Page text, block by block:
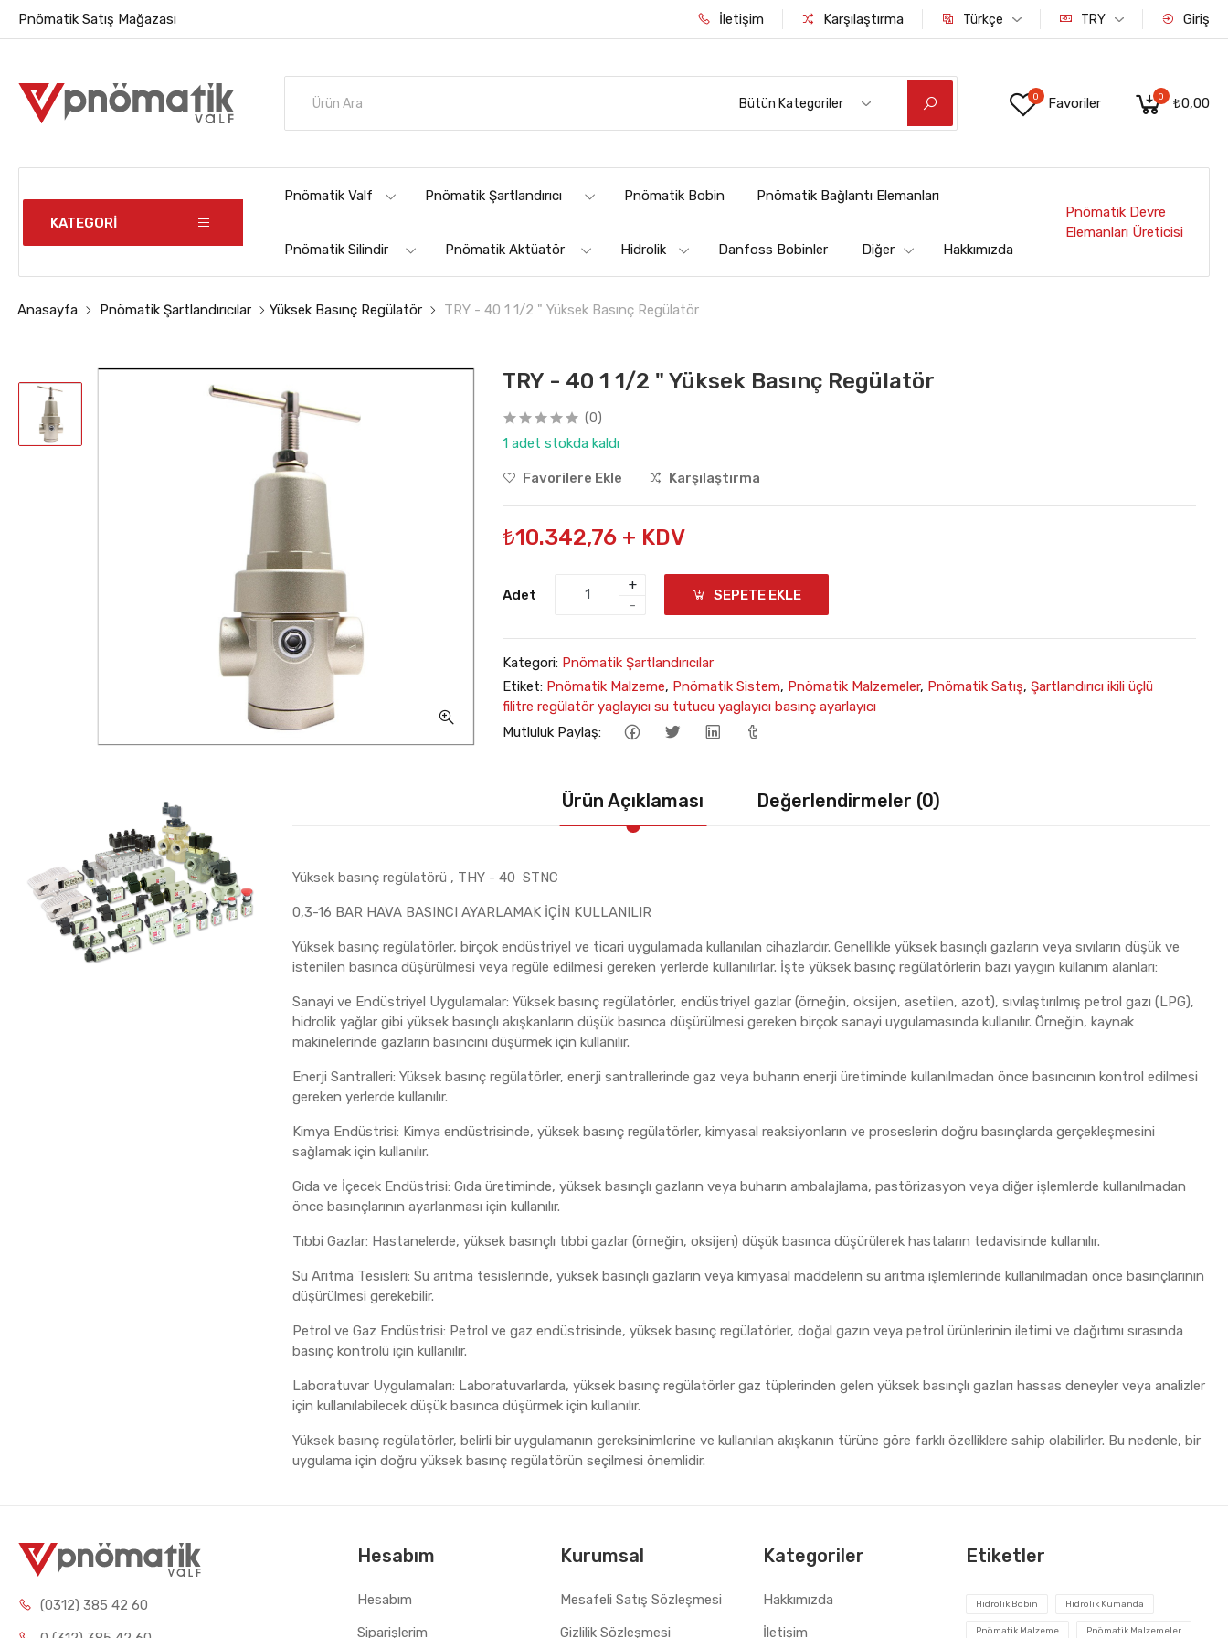
Pnömatik Satış Mağazası İletişim Karşılaştırma Türkçe TRY Giriş
Bütün Kategoriler 0 Favoriler 0 ₺0,00
KATEGORİ
Pnömatik Valf Pnömatik Şartlandırıcı Pnömatik Bobin Pnömatik Bağlantı Elemanları
Pnömatik Silindir Pnömatik Aktüatör Hidrolik Danfoss Bobinler Diğer Hakkımızda
Pnömatik Devre
Elemanları Üreticisi
Anasayfa Pnömatik Şartlandırıcılar Yüksek Basınç Regülatör TRY - 40 1 1/2 " Yüksek Basınç Regülatör
TRY - 40 1 1/2 " Yüksek Basınç Regülatör
(0)
1 adet stokda kaldı
Favorilere Ekle Karşılaştırma
₺10.342,76 + KDV
Adet
+
-
SEPETE EKLE
Kategori: Pnömatik Şartlandırıcılar
Etiket: Pnömatik Malzeme, Pnömatik Sistem, Pnömatik Malzemeler, Pnömatik Satış,Şartlandırıcı ikili üçlü
filitre regülatör yaglayıcı su tutucu yaglayıcı basınç ayarlayıcı
Mutluluk Paylaş:
Ürün Açıklaması Değerlendirmeler (0)
Yüksek basınç regülatörü , THY - 40 STNC
0,3-16 BAR HAVA BASINCI AYARLAMAK İÇİN KULLANILIR
Yüksek basınç regülatörler, birçok endüstriyel ve ticari uygulamada kullanılan cihazlardır. Genellikle yüksek basınçlı gazların veya sıvıların düşük ve
istenilen basınca düşürülmesi veya regüle edilmesi gereken yerlerde kullanılırlar. İşte yüksek basınç regülatörlerin bazı yaygın kullanım alanları:
Sanayi ve Endüstriyel Uygulamalar: Yüksek basınç regülatörler, endüstriyel gazlar (örneğin, oksijen, asetilen, azot), sıvılaştırılmış petrol gazı (LPG),
hidrolik yağlar gibi yüksek basınçlı akışkanların düşük basınca düşürülmesi gereken birçok sanayi uygulamasında kullanılır. Örneğin, kaynak
makinelerinde gazların basıncını düşürmek için kullanılır.
Enerji Santralleri: Yüksek basınç regülatörler, enerji santrallerinde gaz veya buharın enerji üretiminde kullanılmadan önce basıncının kontrol edilmesi
gereken yerlerde kullanılır.
Kimya Endüstrisi: Kimya endüstrisinde, yüksek basınç regülatörler, kimyasal reaksiyonların ve proseslerin doğru basınçlarda gerçekleşmesini
sağlamak için kullanılır.
Gıda ve İçecek Endüstrisi: Gıda üretiminde, yüksek basınçlı gazların veya buharın ambalajlama, pastörizasyon veya diğer işlemlerde kullanılmadan
önce basınçlarının ayarlanması için kullanılır.
Tıbbi Gazlar: Hastanelerde, yüksek basınçlı tıbbi gazlar (örneğin, oksijen) düşük basınca düşürülerek hastaların tedavisinde kullanılır.
Su Arıtma Tesisleri: Su arıtma tesislerinde, yüksek basınçlı gazların veya kimyasal maddelerin su arıtma işlemlerinde kullanılmadan önce basınçlarının
düşürülmesi gerekebilir.
Petrol ve Gaz Endüstrisi: Petrol ve gaz endüstrisinde, yüksek basınç regülatörler, doğal gazın veya petrol ürünlerinin iletimi ve dağıtımı sırasında
basınç kontrolü için kullanılır.
Laboratuvar Uygulamaları: Laboratuvarlarda, yüksek basınç regülatörler gaz tüplerinden gelen yüksek basınçlı gazları hassas deneyler veya analizler
için kullanılabilecek düşük basınca düşürmek için kullanılır.
Yüksek basınç regülatörler, belirli bir uygulamanın gereksinimlerine ve kullanılan akışkanın türüne göre farklı özelliklere sahip olabilirler. Bu nedenle, bir
uygulama için doğru yüksek basınç regülatörün seçilmesi önemlidir.
(0312) 385 42 60
Hesabım
Hesabım
Siparişlerim
Kurumsal
Mesafeli Satış Sözleşmesi
Gizlilik Sözleşmesi
Kategoriler
Hakkımızda
İletişim
Etiketler
Hidrolik Bobin Hidrolik Kumanda
Pnömatik Malzeme Pnömatik Malzemeler